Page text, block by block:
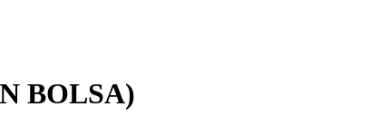
BOLSA)